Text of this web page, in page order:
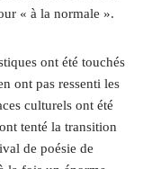
« à la normale ».
ont été touchés
ont pas ressenti les
culturels ont été
tenté la transition
de poésie de